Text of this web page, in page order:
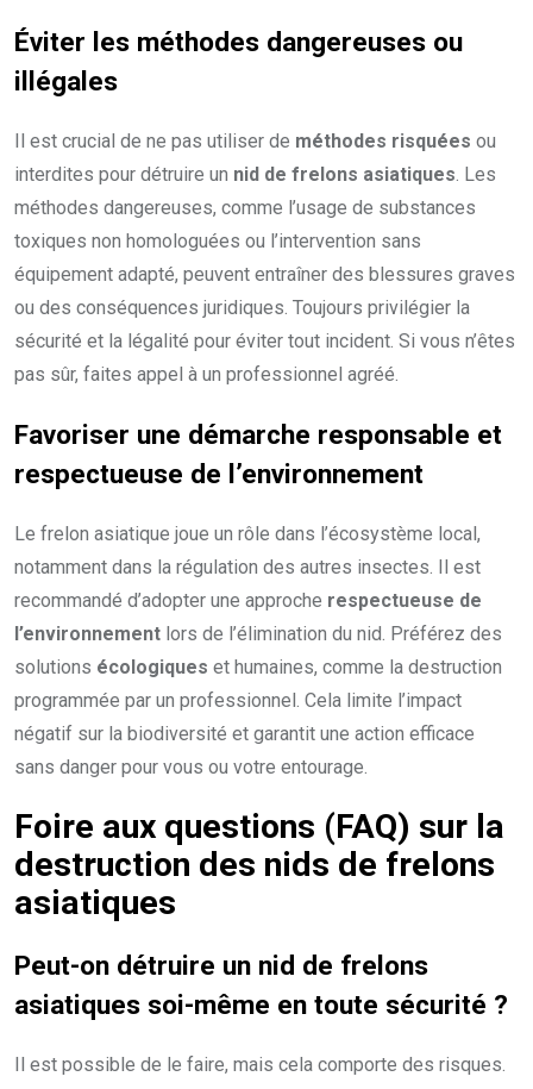
Éviter les méthodes dangereuses ou
illégales
Il est crucial de ne pas utiliser de méthodes risquées ou
interdites pour détruire un nid de frelons asiatiques. Les
méthodes dangereuses, comme l’usage de substances
toxiques non homologuées ou l’intervention sans
équipement adapté, peuvent entraîner des blessures graves
ou des conséquences juridiques. Toujours privilégier la
sécurité et la légalité pour éviter tout incident. Si vous n’êtes
pas sûr, faites appel à un professionnel agréé.
Favoriser une démarche responsable et
respectueuse de l’environnement
Le frelon asiatique joue un rôle dans l’écosystème local,
notamment dans la régulation des autres insectes. Il est
recommandé d’adopter une approche respectueuse de
l’environnement lors de l’élimination du nid. Préférez des
solutions écologiques et humaines, comme la destruction
programmée par un professionnel. Cela limite l’impact
négatif sur la biodiversité et garantit une action efficace
sans danger pour vous ou votre entourage.
Foire aux questions (FAQ) sur la
destruction des nids de frelons
asiatiques
Peut-on détruire un nid de frelons
asiatiques soi-même en toute sécurité ?
Il est possible de le faire, mais cela comporte des risques.